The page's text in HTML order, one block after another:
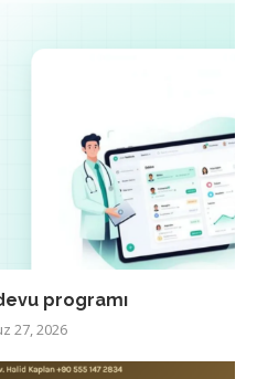
programı
27, 2026